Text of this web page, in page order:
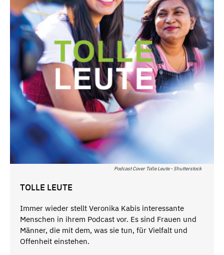
Podcast Cover Tolle Leute - Shutterstock
TOLLE LEUTE
Immer wieder stellt Veronika Kabis interessante
Menschen in ihrem Podcast vor. Es sind Frauen und
Männer, die mit dem, was sie tun, für Vielfalt und
Offenheit einstehen.